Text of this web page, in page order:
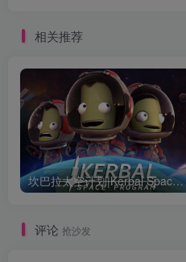
相关推荐
坎巴拉太空计划|Kerbal Space Program|1.12.5.3190|整合全DLC
评论 抢沙发